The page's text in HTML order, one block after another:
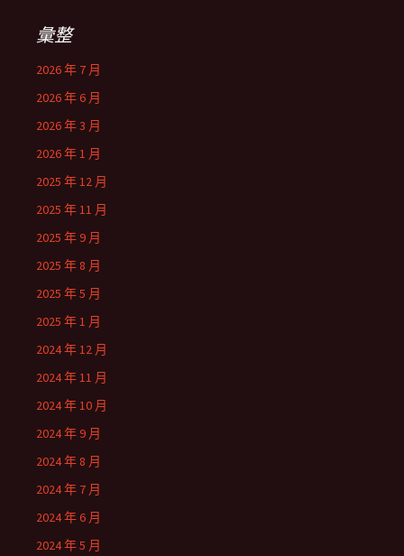
彙整
2026 年 7 月
2026 年 6 月
2026 年 3 月
2026 年 1 月
2025 年 12 月
2025 年 11 月
2025 年 9 月
2025 年 8 月
2025 年 5 月
2025 年 1 月
2024 年 12 月
2024 年 11 月
2024 年 10 月
2024 年 9 月
2024 年 8 月
2024 年 7 月
2024 年 6 月
2024 年 5 月